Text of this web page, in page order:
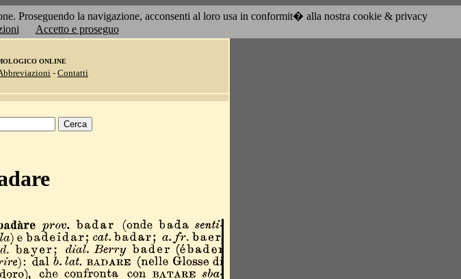
Proseguendo la navigazione, acconsenti al loro usa in conformit� alla nostra cookie & privacy
Accetto e proseguo
ONLINE
- Contatti